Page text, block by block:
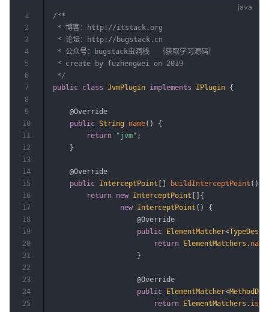
/**
* 博客：http://itstack.org
* 论坛：http://bugstack.cn
* 公众号：bugstack虫洞栈  ｛获取学习源码｝
* create by fuzhengwei on 2019
*/
public class JvmPlugin implements IPlugin {
@Override
public String name( )
{
return
"jvm" ;
}
@Override
public InterceptPoint [ ] buildInterceptPoint ( )
return new InterceptPoint [ ] {
new InterceptPoint ( )
{
@Override
public ElementMatcher<
return ElementMatchers .
}
@Override
public ElementMatcher<
return ElementMatchers .
1
2
3
4
5
6
7
8
9
10
11
12
13
14
15
16
17
18
19
20
21
22
23
24
25